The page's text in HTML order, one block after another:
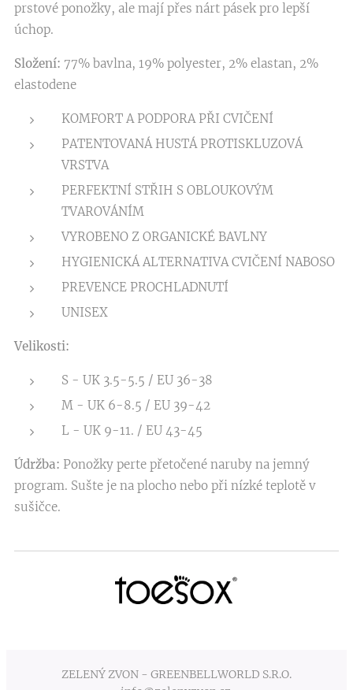
prstové ponožky, ale mají přes nárt pásek pro lepší
úchop.
Složení: 77% bavlna, 19% polyester, 2% elastan, 2%
elastodene
KOMFORT A PODPORA PŘI CVIČENÍ
PATENTOVANÁ HUSTÁ PROTISKLUZOVÁ
VRSTVA
PERFEKTNÍ STŘIH S OBLOUKOVÝM
TVAROVÁNÍM
VYROBENO Z ORGANICKÉ BAVLNY
HYGIENICKÁ ALTERNATIVA CVIČENÍ NABOSO
PREVENCE PROCHLADNUTÍ
UNISEX
Velikosti:
S - UK 3.5-5.5 / EU 36-38
M - UK 6-8.5 / EU 39-42
L - UK 9-11. / EU 43-45
Údržba: Ponožky perte přetočené naruby na jemný
program. Sušte je na plocho nebo při nízké teplotě v
sušičce.
ZELENÝ ZVON - GREENBELLWORLD S.R.O.